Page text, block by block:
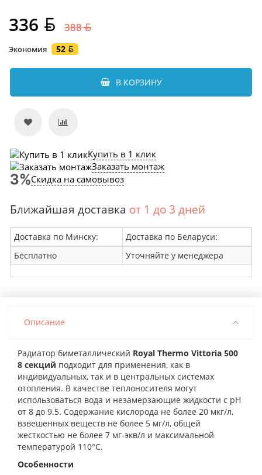
336 388
Экономия 52
В КОРЗИНУ
Купить в 1 клик
Заказать монтаж
Скидка на самовывоз
Ближайшая доставка от 1 до 3 дней
Доставка по Минску:
Доставка по Беларуси:
Бесплатно
Уточняйте у менеджера
Описание
Радиатор биметаллический Royal Thermo Vittoria 500
8 секций подходит для применения, как в
индивидуальных, так и в центральных системах
отопления. В качестве теплоносителя могут
использоваться вода и незамерзающие жидкости с pH
от 8 до 9.5. Содержание кислорода не более 20 мкг/л,
взвешенных веществ не более 5 мг/л, общей
жесткостью не более 7 мг-экв/л и максимальной
температурой 110°С.
Особенности